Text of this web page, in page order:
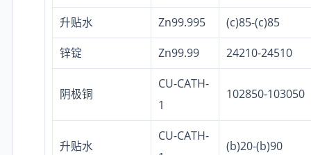
升贴水
Zn99.995
(c)85-(c)85
锌锭
Zn99.99 24210-24510
阴极铜
CU-CATH-
1
102850-103050
升贴水
CU-CATH-
(b)20-(b)90